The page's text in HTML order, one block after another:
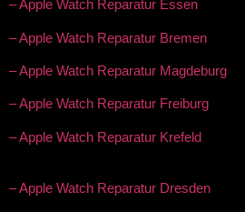
– Apple Watch Reparatur Essen
– Apple Watch Reparatur Bremen
– Apple Watch Reparatur Magdeburg
– Apple Watch Reparatur Freiburg
– Apple Watch Reparatur Krefeld
– Apple Watch Reparatur Dresden